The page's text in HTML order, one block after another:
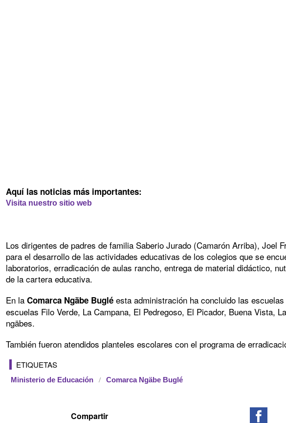
Aquí las noticias más importantes:
Visita nuestro sitio web
Los dirigentes de padres de familia Saberio Jurado (Camarón Arriba),
para el desarrollo de las actividades educativas de los colegios que se
laboratorios, erradicación de aulas rancho, entrega de material didáctico,
de la cartera educativa.
En la Comarca Ngäbe Buglé esta administración ha concluido las
escuelas Filo Verde, La Campana, El Pedregoso, El Picador, Buena Vista,
ngäbes.
También fueron atendidos planteles escolares con el programa de
ETIQUETAS
Ministerio de Educación Comarca Ngäbe Buglé